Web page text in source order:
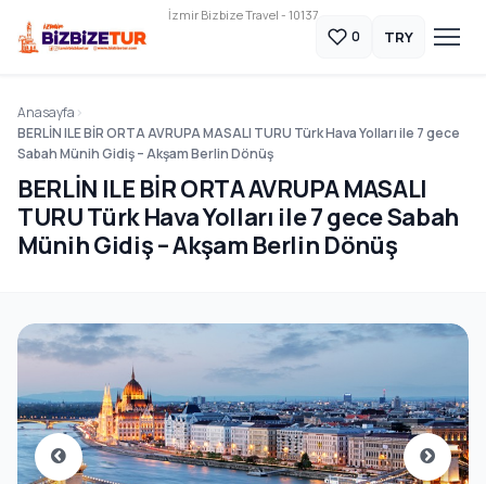
İzmir Bizbize Travel - 10137
0 TRY
Anasayfa
BERLİN ILE BİR ORTA AVRUPA MASALI TURU Türk Hava Yolları ile 7 gece
Sabah Münih Gidiş – Akşam Berlin Dönüş
BERLİN ILE BİR ORTA AVRUPA MASALI
TURU Türk Hava Yolları ile 7 gece Sabah
Münih Gidiş – Akşam Berlin Dönüş